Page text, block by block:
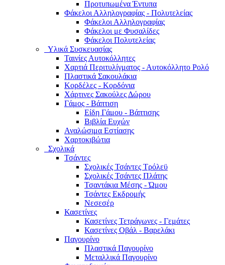
Προτυπωμένα Έντυπα
Φάκελοι Αλληλογραφίας - Πολυτελείας
Φάκελοι Αλληλογραφίας
Φάκελοι με Φυσαλίδες
Φάκελοι Πολυτελείας
Υλικά Συσκευασίας
Ταινίες Αυτοκόλλητες
Χαρτιά Περιτυλίγματος - Αυτοκόλλητο Ρολό
Πλαστικά Σακουλάκια
Kορδέλες - Κορδόνια
Χάρτινες Σακούλες Δώρου
Γάμος - Βάπτιση
Είδη Γάμου - Βάπτισης
Βιβλία Ευχών
Αναλώσιμα Εστίασης
Χαρτοκιβώτια
Σχολικά
Τσάντες
Σχολικές Τσάντες Τρόλεϋ
Σχολικές Τσάντες Πλάτης
Τσαντάκια Μέσης - Ώμου
Τσάντες Εκδρομής
Νεσεσέρ
Κασετίνες
Κασετίνες Τετράγωνες - Γεμάτες
Κασετίνες Οβάλ - Βαρελάκι
Παγουρίνo
Πλαστικά Παγουρίνo
Μεταλλικά Παγουρίνo